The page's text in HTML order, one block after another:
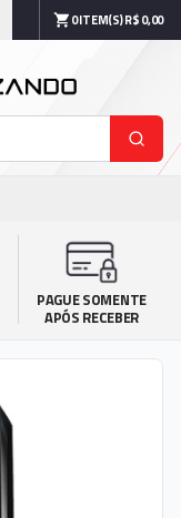
0ITEM(S)R$ 0,00
PAGUE SOMENTE
APÓS RECEBER